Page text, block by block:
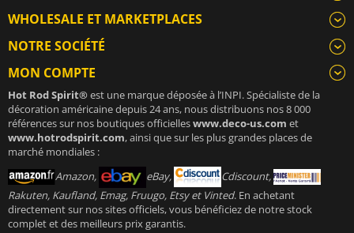
WHOLESALE ET MARKETPLACES
NOTRE SOCIÉTÉ
MON COMPTE
Hot Rod Spirit®est une marque déposée à l’INPI. Spécialiste de la
décoration américaine depuis 24 ans, nous distribuons nos 8 000
références sur nos boutiques officielleswww.deco-us.com et
www.hotrodspirit.com, ainsi que sur les plus grandes places de
marché mondiales :
Amazon,
eBay,
Cdiscount,
Rakuten, Kaufland, Emag, Fruugo, Etsy et Vinted. En achetant
directement sur nos sites officiels, vous bénéficiez de notre stock
complet et des meilleurs prix garantis.